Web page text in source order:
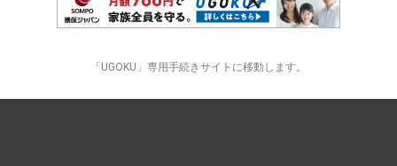
「UGOKU」専用手続きサイトに移動します。